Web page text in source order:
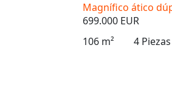
Magnífico ático
699.000 EUR
106 m²
4 Piezas